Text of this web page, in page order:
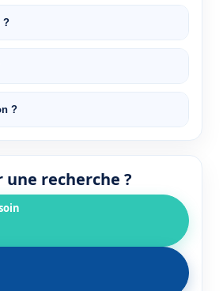
?
?
une recherche ?